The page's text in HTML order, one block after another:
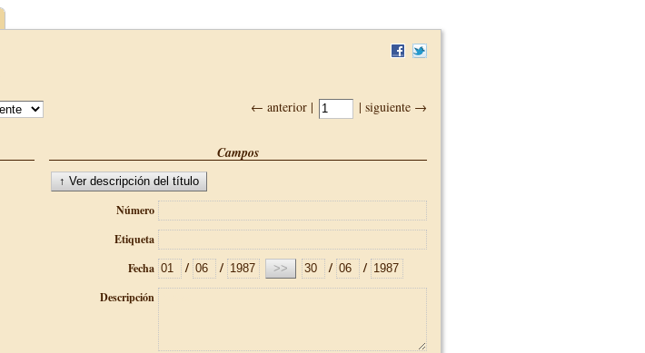
← anterior | | siguiente →
Campos
Número
Etiqueta
Fecha
/ / / /
Descripción